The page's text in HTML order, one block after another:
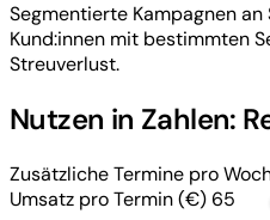
Segmentierte Kampagnen
Kund:innen mit bestimmten
Streuverlust.
Nutzen in Zahlen:
Zusätzliche Termine pro
Umsatz pro Termin (€)65